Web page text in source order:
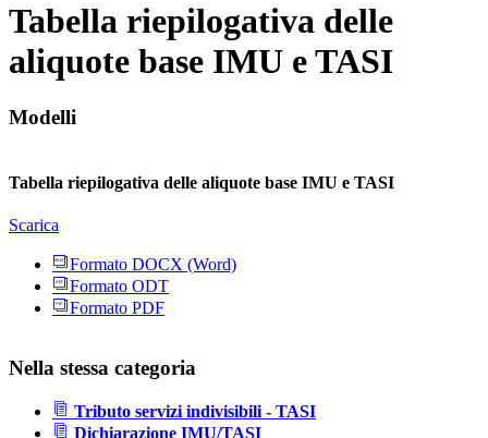
Tabella riepilogativa delle
aliquote base IMU e TASI
Modelli
Tabella riepilogativa delle aliquote base IMU e TASI
Scarica
Formato DOCX (Word)
Formato ODT
Formato PDF
Nella stessa categoria
Tributo servizi indivisibili - TASI
Dichiarazione IMU/TASI